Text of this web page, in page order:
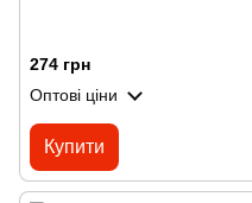
274 грн
Оптові ціни
Купити